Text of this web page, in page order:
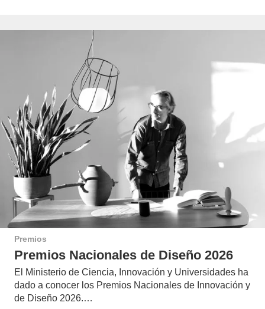
Premios
Premios Nacionales de Diseño 2026
El Ministerio de Ciencia, Innovación y Universidades ha
dado a conocer los Premios Nacionales de Innovación y
de Diseño 2026.…